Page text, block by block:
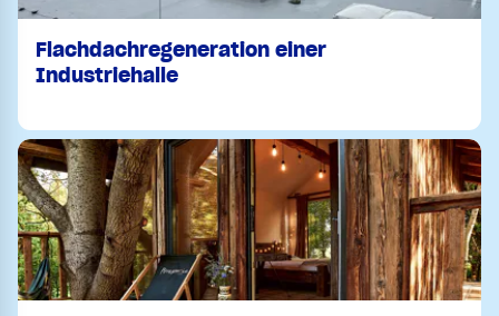
Flachdachregeneration einer
Industriehalle